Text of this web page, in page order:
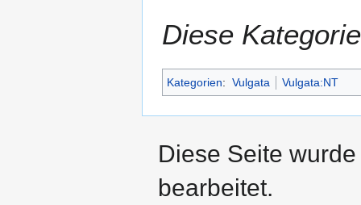
Diese
Kategorien: Vulgata Vulgata:NT
Diese Seite
bearbeitet.